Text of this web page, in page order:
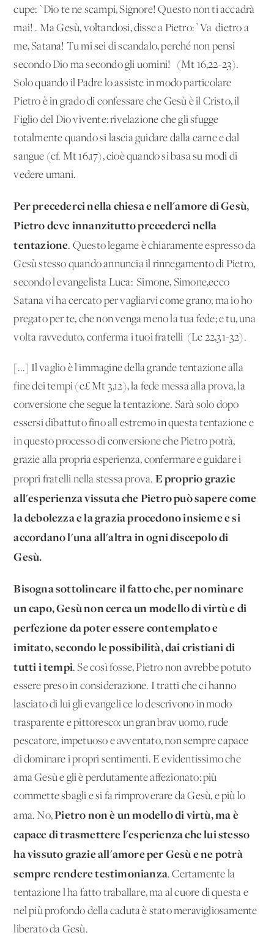
cupe: `Dio te ne scampi, Signore! Questo non ti accadrà
mai!'. Ma Gesù, voltandosi, disse a Pietro: `Va' dietro a
me, Satana! Tu mi sei di scandalo, perché non pensi
secondo Dio ma secondo gli uomini!'' (Mt 16,22-23).
Solo quando il Padre lo assiste in modo particolare
Pietro è in grado di confessare che Gesù è il Cristo, il
Figlio del Dio vivente: rivelazione che gli sfugge
totalmente quando si lascia guidare dalla carne e dal
san­gue (cf. Mt 16,17), cioè quando si basa su modi di
vedere umani.
Per precederci nella chiesa e nell'amore di Gesù,
Pietro deve innanzitutto precedercinella
tentazione. Questo legame è chia­ramente espresso da
Gesù stesso quando annuncia il rinnega­mento di Pietro,
secondo l'evangelista Luca: 'Simone, Simone,ecco
Satana vi ha cercato per vagliarvi come grano; ma io ho
pregato per te, che non venga meno la tua fede; e tu, una
volta ravveduto, conferma i tuoi fratelli' (Lc 22,31-32).
[...] Il vaglio è l'immagine della grande tentazione alla
fine dei tempi (c£ Mt 3,12), la fede messa alla prova, la
conversione che segue la tentazione. Sarà solo dopo
essersi dibattuto fino all'estremo in questa tentazione e
in que­sto processo di conversione che Pietro potrà,
grazie alla propria esperienza, confermare e guidare i
propri fratelli nella stessa pro­va. E proprio grazie
all'esperienza vissuta che Pietro può sapere come
la debolezza e la grazia procedono insieme e si
accordano l'una all'altra in ogni discepolo di
Gesù.
Bisogna sottolineare il fatto che, per nominare
un capo, Ge­sù non cerca un modello di virtù e di
perfezione da poter essere contemplato e
imitato, secondo le possibilità, dai cristiani di
tutti i tempi. Se così fosse, Pietro non avrebbe potuto
essere preso in considerazione. I tratti che ci hanno
lasciato di lui gli evan­geli ce lo descrivono in modo
trasparente e pittoresco: un gran brav'uomo, rude
pescatore, impetuoso e avventato, non sem­pre capace
di dominare i propri sentimenti. E evidentissimo che
ama Gesù e gli è perdutamente affezionato: più
commette sba­gli e si fa rimproverare da Gesù, e più lo
ama. No,Pietro non è un modello di virtù, ma è
capace di trasmettere l'esperienza che lui stesso
ha vissuto grazie all'amore per Gesù e ne potrà
sempre rendere testimonianza. Certamente la
tentazione l'ha fat­to traballare, ma al cuore di questa e
nel più profondo della ca­duta è stato meravigliosamente
liberato da Gesù.